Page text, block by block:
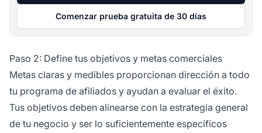
Comenzar prueba gratuita de 30 días
Paso 2: Define tus objetivos y metas comerciales
Metas claras y medibles proporcionan dirección a todo
tu programa de afiliados y ayudan a evaluar el éxito.
Tus objetivos deben alinearse con la estrategia general
de tu negocio y ser lo suficientemente específicos